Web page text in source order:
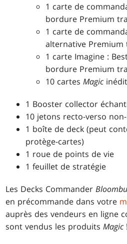
1 carte de
bordure Premium
1 carte de
alternative
1 carte Imagine :
bordure Premium
10 cartesMagic
1 Booster collector
10 jetons recto-verso
1 boîte de deck (peut
protège-cartes)
1 roue de points de vie
1 feuillet de stratégie
Les Decks Commander
en précommande dans votre
auprès des vendeurs en ligne
sont vendus les produitsMagic !